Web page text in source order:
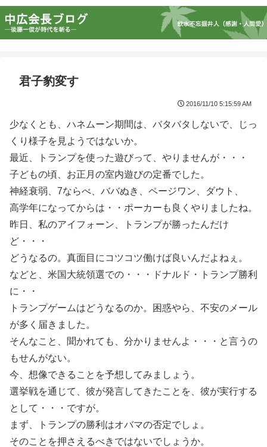
君子豹変す
2016/11/10 5:15:59 AM
少なくとも、ハネムーン期間は、バタバタしないで、じっ
くり様子を見ようではないか。
最近、トランプを使った遊びって、やりませんが・・・
子どもの頃、お正月の室内遊びの定番でした。
神経衰弱、7ならべ、ババぬき、ページワン、ダウト、
高学年になってからは・・ポーカーも良くやりましたね。
昨日、私のアイフォーン、トランプが勝ったんだけ
ど・・・
どうなるの。真面目にコツコツ働けば良いんだよねぇ。
などと、米国大統領選での・・・ドナルド・トランプ勝利
に・・
トランプゲームはどうなるのか。困惑やら、不安のメール
が多く届きました。
そんなこと、聞かれても、分かりませんよ・・・と言うの
もせんがない。
今、想像できることを予想してみましょう。
選挙戦を通じて、彼が発言してきたことを、彼が実行する
として・・・ですが。
まず、トランプの勝利はオバマの否定でしょ。
そのことを押さえるべきではないでしょうか。